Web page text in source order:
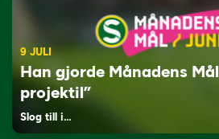
9 JULI
Han gjorde Månadens
projektil”
Slog till i…